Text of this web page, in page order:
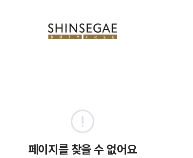
페이지를 찾을 수 없어요